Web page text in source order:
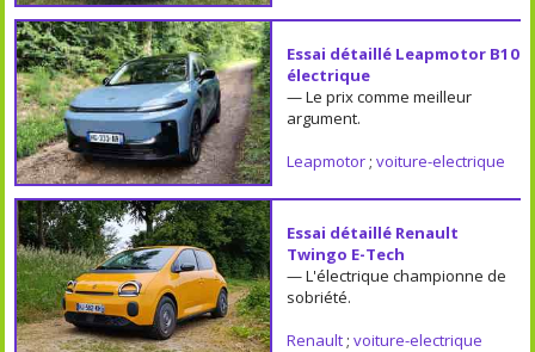
Essai détaillé Leapmotor B10
électrique
— Le prix comme meilleur
argument.
Leapmotor; voiture-electrique
Essai détaillé Renault
Twingo E-Tech
— L'électrique championne de
sobriété.
Renault; voiture-electrique